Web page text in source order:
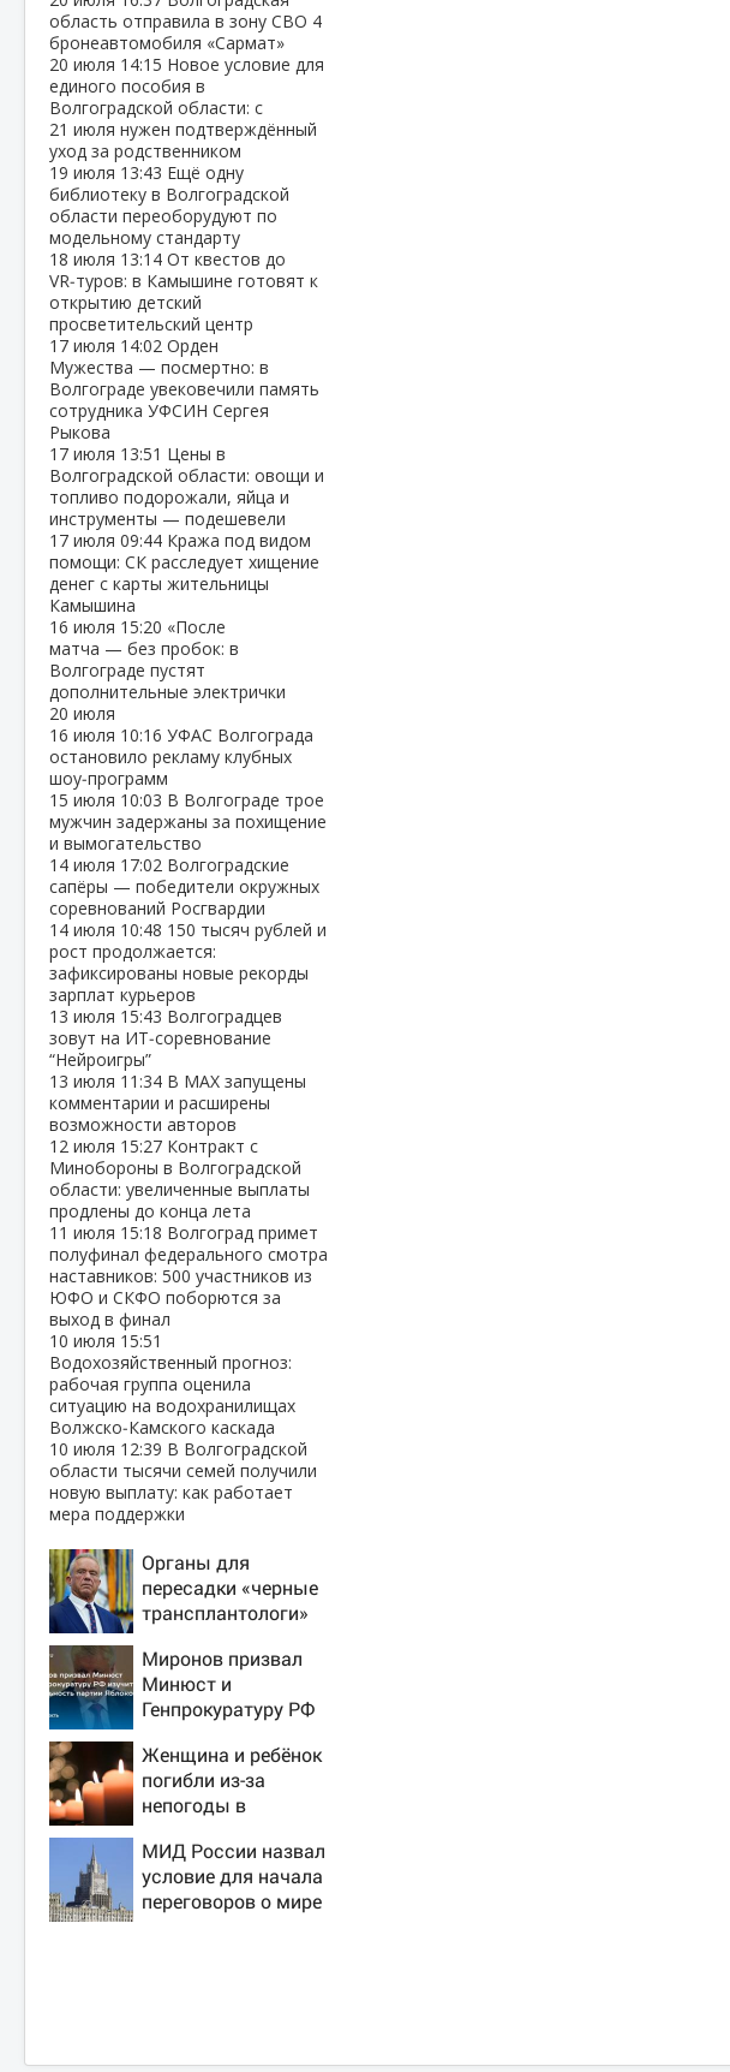
область отправила в зону СВО 4
бронеавтомобиля «Сармат»
20 июля 14:15 Новое условие для
единого пособия в
Волгоградской области: с
21 июля нужен подтверждённый
уход за родственником
19 июля 13:43 Ещё одну
библиотеку в Волгоградской
области переоборудуют по
модельному стандарту
18 июля 13:14 От квестов до
VR‑туров: в Камышине готовят к
открытию детский
просветительский центр
17 июля 14:02 Орден
Мужества — посмертно: в
Волгограде увековечили память
сотрудника УФСИН Сергея
Рыкова
17 июля 13:51 Цены в
Волгоградской области: овощи и
топливо подорожали, яйца и
инструменты — подешевели
17 июля 09:44 Кража под видом
помощи: СК расследует хищение
денег с карты жительницы
Камышина
16 июля 15:20 «После
матча — без пробок: в
Волгограде пустят
дополнительные электрички
20 июля
16 июля 10:16 УФАС Волгограда
остановило рекламу клубных
шоу‑программ
15 июля 10:03 В Волгограде трое
мужчин задержаны за похищение
и вымогательство
14 июля 17:02 Волгоградские
сапёры — победители окружных
соревнований Росгвардии
14 июля 10:48 150 тысяч рублей и
рост продолжается:
зафиксированы новые рекорды
зарплат курьеров
13 июля 15:43 Волгоградцев
зовут на ИТ‑соревнование
“Нейроигры”
13 июля 11:34 В МАХ запущены
комментарии и расширены
возможности авторов
12 июля 15:27 Контракт с
Минобороны в Волгоградской
области: увеличенные выплаты
продлены до конца лета
11 июля 15:18 Волгоград примет
полуфинал федерального смотра
наставников: 500 участников из
ЮФО и СКФО поборются за
выход в финал
10 июля 15:51
Водохозяйственный прогноз:
рабочая группа оценила
ситуацию на водохранилищах
Волжско‑Камского каскада
10 июля 12:39 В Волгоградской
области тысячи семей получили
новую выплату: как работает
мера поддержки
Органы для
пересадки «черные
трансплантологи»
живых пациентов
Миронов призвал
Минюст и
Генпрокуратуру РФ
деятельность
партии Яблоко
Женщина и ребёнок
погибли из-за
непогоды в
МИД России назвал
условие для начала
переговоров о мире